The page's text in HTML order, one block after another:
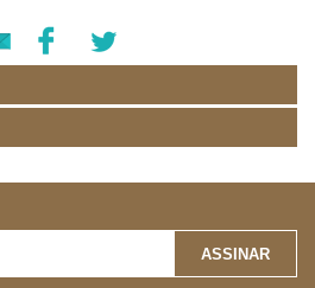
ASSINAR